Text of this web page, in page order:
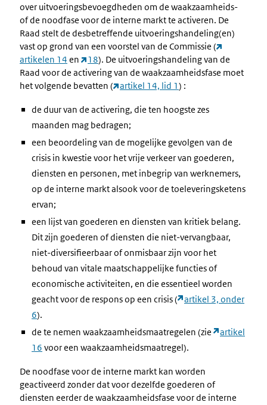
over uitvoeringsbevoegdheden om de waakzaamheids-
of de noodfase voor de interne markt te activeren. De
Raad stelt de desbetreffende uitvoeringshandeling(en)
vast op grond van een voorstel van de Commissie (
artikelen 14 en 18). De uitvoeringshandeling van de
Raad voor de activering van de waakzaamheidsfase moet
het volgende bevatten (
artikel 14, lid 1) :
de duur van de activering, die ten hoogste zes
maanden mag bedragen;
een beoordeling van de mogelijke gevolgen van de
crisis in kwestie voor het vrije verkeer van goederen,
diensten en personen, met inbegrip van werknemers,
op de interne markt alsook voor de toeleveringsketens
ervan;
een lijst van goederen en diensten van kritiek belang.
Dit zijn goederen of diensten die niet-vervangbaar,
niet-diversifieerbaar of onmisbaar zijn voor het
behoud van vitale maatschappelijke functies of
economische activiteiten, en die essentieel worden
geacht voor de respons op een crisis (
artikel 3, onder
6).
de te nemen waakzaamheidsmaatregelen (zie
artikel
16 voor een waakzaamheidsmaatregel).
De noodfase voor de interne markt kan worden
geactiveerd zonder dat voor dezelfde goederen of
diensten eerder de waakzaamheidsfase voor de interne